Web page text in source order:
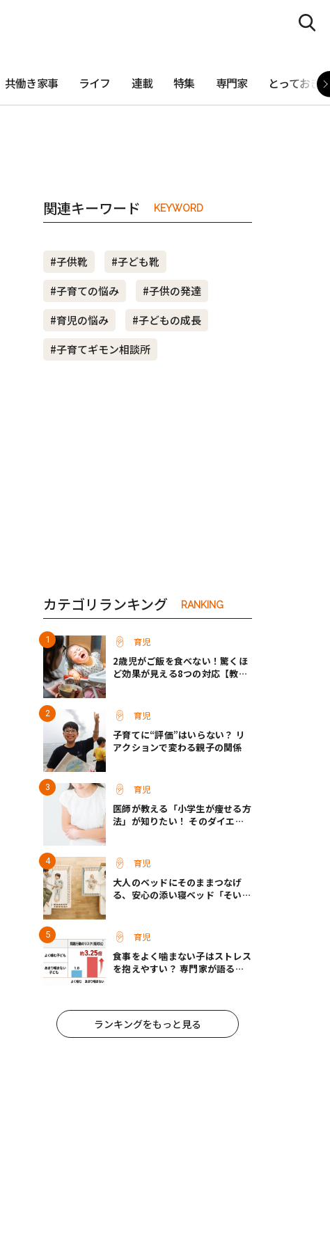
働き夫婦 #産休
共働き家事 ライフ 連載 特集 専門家 とっておき
関連キーワード KEYWORD
#子供靴
#子ども靴
#子育ての悩み
#子供の発達
#育児の悩み
#子どもの成長
#子育てギモン相談所
カテゴリランキング RANKING
育児
2歳児がご飯を食べない！驚くほ
ど効果が見える8つの対応【教え
育児
子育てに“評価”はいらない？ リ
アクションで変わる親子の関係
育児
医師が教える「小学生が痩せる方
法」が知りたい！ そのダイエッ
育児
大人のベッドにそのままつなげ
る、安心の添い寝ベッド「そいね
育児
食事をよく噛まない子はストレス
を抱えやすい？ 専門家が語る、
ランキングをもっと見る